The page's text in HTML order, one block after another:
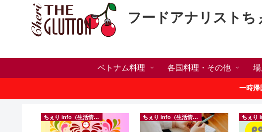
フードアナリスト
ベトナム料理 各国料理・その他 場
一時帰
ちぇり info（生活情報） ちぇり info（生活情報）